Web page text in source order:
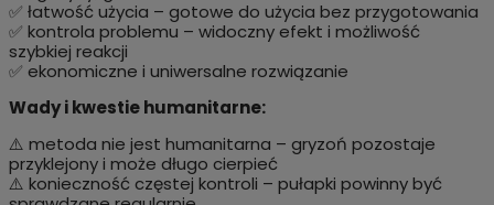
✅ łatwość użycia – gotowe do użycia bez przygotowania
✅ kontrola problemu – widoczny efekt i możliwość
szybkiej reakcji
✅ ekonomiczne i uniwersalne rozwiązanie
Wady i kwestie humanitarne:
⚠️ metoda nie jest humanitarna – gryzoń pozostaje
przyklejony i może długo cierpieć
⚠️ konieczność częstej kontroli – pułapki powinny być